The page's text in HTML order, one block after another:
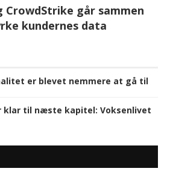
CrowdStrike går sammen
kundernes data
er blevet nemmere at gå til
klar til næste kapitel: Voksenlivet